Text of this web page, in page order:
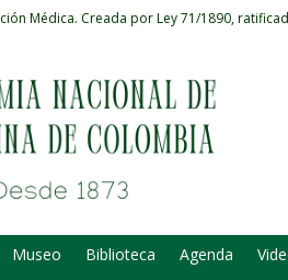
Médica. Creada por Ley 71/1890,
Museo Biblioteca Agenda